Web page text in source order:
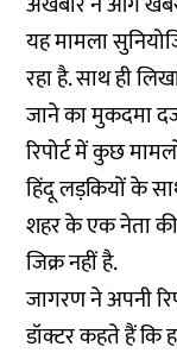
यह मामला
रहा है. साथ ही
जाने का मुकदमा
रिपोर्ट में कुछ
हिंदू लड़कियों के
शहर के एक नेता की
जिक्र नहीं है.
जागरण ने अपनी
डॉक्टर कहते हैं कि